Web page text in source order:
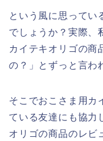
という風に思ってい
でしょうか？実際、
カイテキオリゴの商
の？」とずっと言わ
そこでおこさま用カ
ている友達にも協力
オリゴの商品のレビ